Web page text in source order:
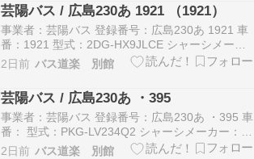
芸陽バス / 広島230あ 1921 （1921）
事業者：芸陽バス 登録番号：広島230あ 1921 車
番：1921 型式：2DG-HX9JLCE シャーシメーカ
ー：日野 ボディメーカー：Ｊ−ＢＵＳ
2日前 バス道楽 別館
芸陽バス / 広島230あ ・395
事業者：芸陽バス 登録番号：広島230あ ・395 車
番： 型式：PKG-LV234Q2 シャーシメーカー：い
すゞ ボディメーカー：Ｊ−ＢＵＳ
2日前 バス道楽 別館